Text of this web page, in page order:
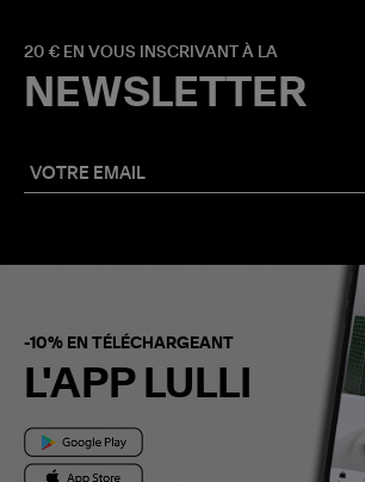
20 € EN VOUS INSCRIVANT À LA
NEWSLETTER
-10% EN TÉLÉCHARGEANT
L'APP LULLI